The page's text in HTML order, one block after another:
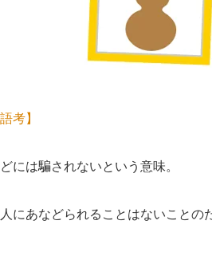
考】
には騙されないという意味。
にあなどられることはないことの